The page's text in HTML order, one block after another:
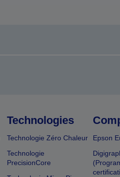
Technologies
Technologie Zéro Chaleur
Technologie
PrecisionCore
Epson